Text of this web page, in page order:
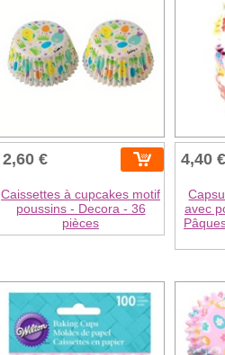
2,60 €
Caissettes à cupcakes motif
poussins - Decora - 36
pièces
4,40 €
avec